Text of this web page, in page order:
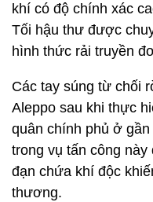
khí có độ chính xác
Tối hậu thư được
hình thức rải truyền
Các tay súng từ chối
Aleppo sau khi thực
quân chính phủ ở
trong vụ tấn công
đạn chứa khí độc
thương.